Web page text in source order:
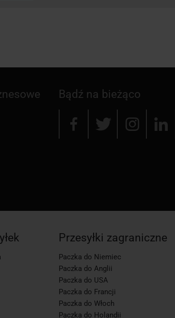
Bądź na bieżąco
Przesyłki zagraniczne
Paczka do Niemiec
Paczka do Anglii
Paczka do USA
Paczka do Francji
Paczka do Włoch
Paczka do Holandii